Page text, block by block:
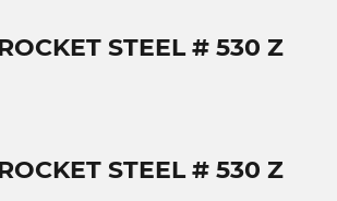
STEEL # 530 Z
STEEL # 530 Z